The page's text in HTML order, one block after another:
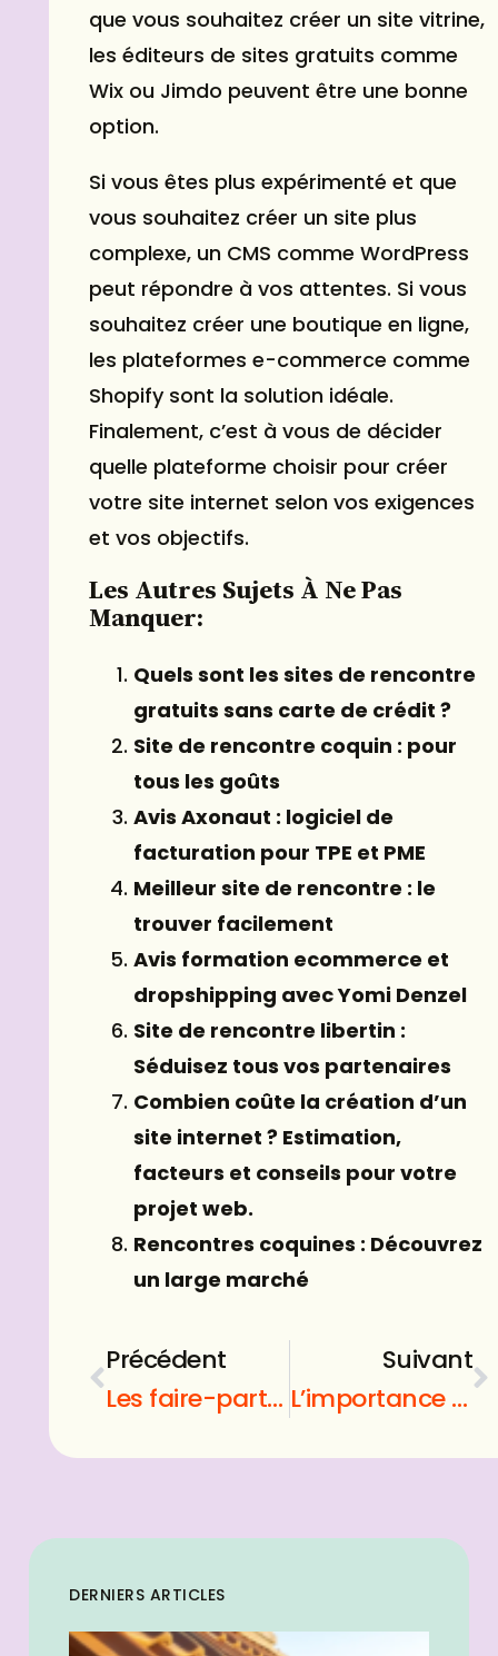
que vous souhaitez créer un site vitrine,
les éditeurs de sites gratuits comme
Wix ou Jimdo peuvent être une bonne
option.
Si vous êtes plus expérimenté et que
vous souhaitez créer un site plus
complexe, un CMS comme WordPress
peut répondre à vos attentes. Si vous
souhaitez créer une boutique en ligne,
les plateformes e-commerce comme
Shopify sont la solution idéale.
Finalement, c’est à vous de décider
quelle plateforme choisir pour créer
votre site internet selon vos exigences
et vos objectifs.
Les Autres Sujets À Ne Pas
Manquer:
Quels sont les sites de rencontre
gratuits sans carte de crédit ?
Site de rencontre coquin : pour
tous les goûts
Avis Axonaut : logiciel de
facturation pour TPE et PME
Meilleur site de rencontre : le
trouver facilement
Avis formation ecommerce et
dropshipping avec Yomi Denzel
Site de rencontre libertin :
Séduisez tous vos partenaires
Combien coûte la création d’un
site internet ? Estimation,
facteurs et conseils pour votre
projet web.
Rencontres coquines : Découvrez
un large marché
Précédent
Les faire-part de mariage : annoncer la bonne nouvelle avec originalité !
Suivant
L’importance d’une alimentation équilibrée pour votre santé
DERNIERS ARTICLES